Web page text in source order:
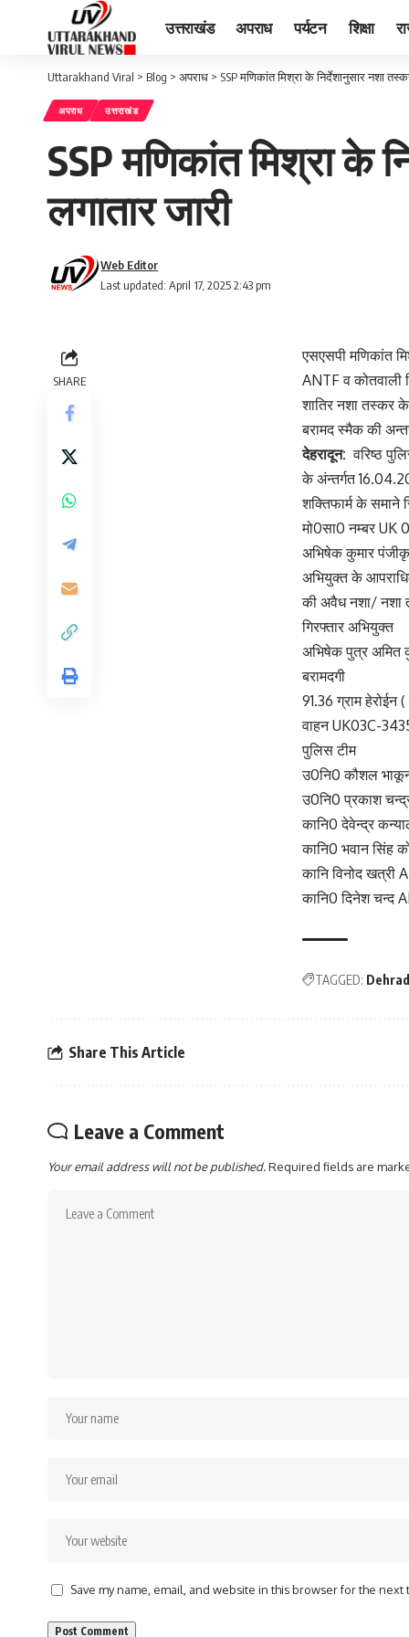
उत्तराखंड अपराध पर्यटन शिक्षा
Uttarakhand Viral > Blog > अपराध > SSP मणिकांत मिश्रा के निर्देशानुसार नशा
अपराध उत्तराखंड
SSP मणिकांत मिश्रा के
लगातार जारी
Last updated: April 17, 2025 2:43 pm
Web Editor
SHARE
एसएसपी मणिकांत
ANTF व कोतवाली
शातिर नशा तस्कर
बरामद स्मैक की
देहरादून: वरिष्ठ
के अंन्तर्गत
शक्तिफार्म के समाने
मो0सा0 नम्बर UK
अभिषेक कुमार
अभियुक्त के
की अवैध नशा/ नशा
गिरफ्तार अभियुक्त
अभिषेक पुत्र अमित
बरामदगी
91.36 ग्राम हेरोईन
वाहन UK03C-
पुलिस टीम
उ0नि0 कौशल
उ0नि0 प्रकाश
कानि0 देवेन्द्र
कानि0 भवान सिंह
कानि विनोद खत्री
कानि0 दिनेश चन्द
TAGGED:
Share This Article
Leave a Comment
Your email address will not be published.Required fields are
Save my name, email, and website in this browser for the next